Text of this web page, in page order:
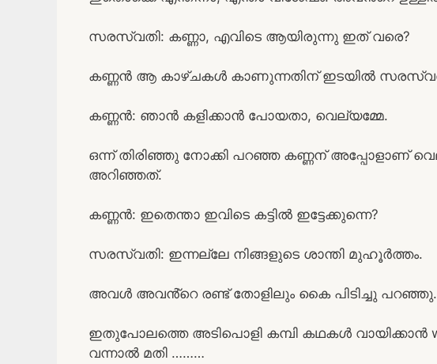
സരസ്വതി: കണ്ണാ, എവിടെ ആയിരുന്നു ഇത് വരെ?
കണ്ണൻ ആ കാഴ്ചകൾ കാണുന്നതിന് ഇടയിൽ
കണ്ണൻ: ഞാൻ കളിക്കാൻ പോയതാ, വെല്യമ്മേ.
ഒന്ന് തിരിഞ്ഞു നോക്കി പറഞ്ഞ കണ്ണന് അപ്പോളാണ്
അറിഞ്ഞത്.
കണ്ണൻ: ഇതെന്താ ഇവിടെ കട്ടിൽ ഇട്ടേക്കുന്നെ?
സരസ്വതി: ഇന്നല്ലേ നിങ്ങളുടെ ശാന്തി മുഹൂർത്തം.
അവൾ അവൻ്റെ രണ്ട് തോളിലും കൈ പിടിച്ചു പറഞ്ഞു.
ഇതുപോലത്തെ അടിപൊളി കമ്പി കഥകൾ വായിക്കാൻ
വന്നാൽ മതി ………